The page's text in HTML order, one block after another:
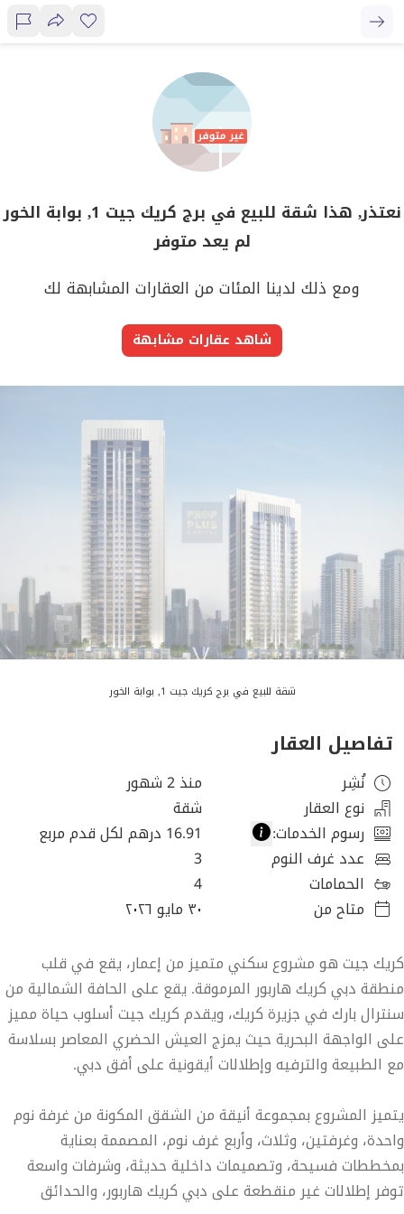
نعتذر, هذا شقة للبيع في برج كريك جيت 1, بوابة الخور
لم يعد متوفر
ومع ذلك لدينا المئات من العقارات المشابهة لك
شاهد عقارات مشابهة
شقة للبيع في برج كريك جيت 1, بوابة الخور
تفاصيل العقار
نُشِر
منذ 2 شهور
نوع العقار
شقة
رسوم الخدمات:
16.91 درهم لكل قدم مربع
عدد غرف النوم
3
الحمامات
4
متاح من
٣٠ مايو ٢٠٢٦
كريك جيت هو مشروع سكني متميز من إعمار، يقع في قلب
منطقة دبي كريك هاربور المرموقة. يقع على الحافة الشمالية من
سنترال بارك في جزيرة كريك، ويقدم كريك جيت أسلوب حياة مميز
على الواجهة البحرية حيث يمزج العيش الحضري المعاصر بسلاسة
مع الطبيعة والترفيه وإطلالات أيقونية على أفق دبي.
يتميز المشروع بمجموعة أنيقة من الشقق المكونة من غرفة نوم
واحدة، وغرفتين، وثلاث، وأربع غرف نوم، المصممة بعناية
بمخططات فسيحة، وتصميمات داخلية حديثة، وشرفات واسعة
توفر إطلالات غير منقطعة على دبي كريك هاربور، والحدائق